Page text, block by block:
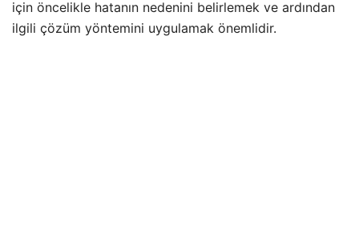
için öncelikle hatanın nedenini belirlemek ve ardından
ilgili çözüm yöntemini uygulamak önemlidir.